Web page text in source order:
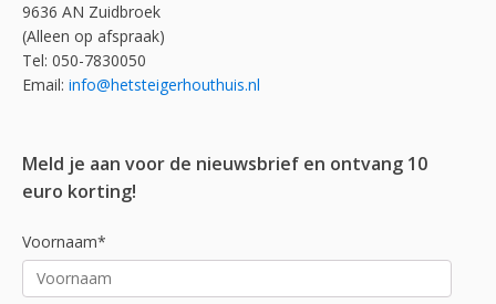
9636 AN Zuidbroek
(Alleen op afspraak)
Tel: 050-7830050
Email: info@hetsteigerhouthuis.nl
Meld je aan voor de nieuwsbrief en ontvang 10
euro korting!
Voornaam*